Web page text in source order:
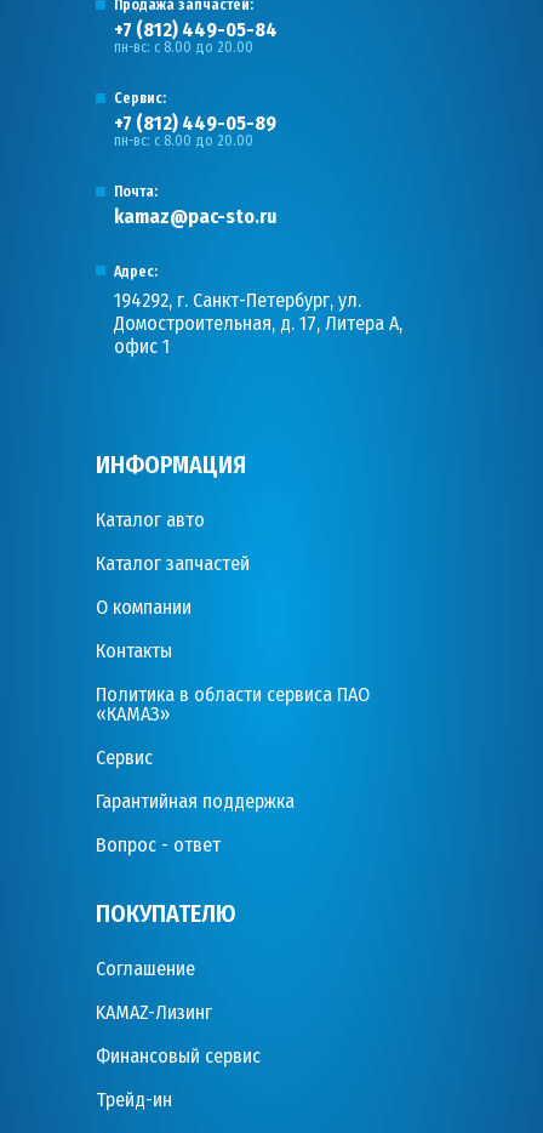
Продажа запчастей:
+7 (812) 449-05-84
пн-вс: с 8.00 до 20.00
Сервис:
+7 (812) 449-05-89
пн-вс: с 8.00 до 20.00
Почта:
kamaz@pac-sto.ru
Адрес:
194292, г. Санкт-Петербург, ул.
Домостроительная, д. 17, Литера А,
офис 1
ИНФОРМАЦИЯ
Каталог авто
Каталог запчастей
О компании
Контакты
Политика в области сервиса ПАО
«КАМАЗ»
Сервис
Гарантийная поддержка
Вопрос - ответ
ПОКУПАТЕЛЮ
Соглашение
KAMAZ-Лизинг
Финансовый сервис
Трейд-ин